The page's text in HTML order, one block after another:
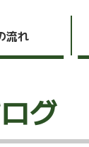
流れ
グ